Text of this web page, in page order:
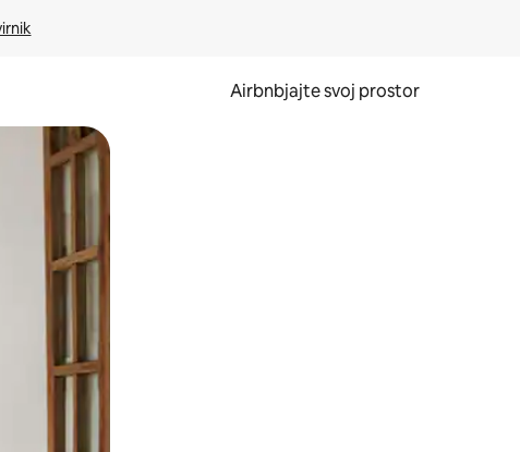
Airbnbjajte svoj prostor